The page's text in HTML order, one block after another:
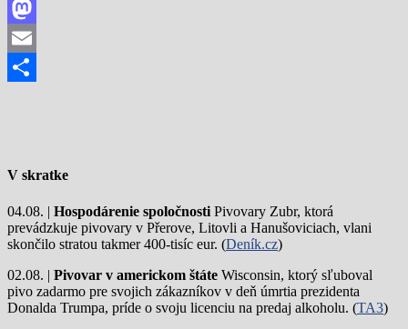
Facebook
Mastodon
Email
V skratke
04.08. | Hospodárenie spoločnosti Pivovary Zubr, ktorá
prevádzkuje pivovary v Přerove, Litovli a Hanušoviciach, vlani
skončilo stratou takmer 400-tisíc eur. (Deník.cz)
02.08. | Pivovar v americkom štáte Wisconsin, ktorý sľuboval
pivo zadarmo pre svojich zákazníkov v deň úmrtia prezidenta
Donalda Trumpa, príde o svoju licenciu na predaj alkoholu. (TA3)